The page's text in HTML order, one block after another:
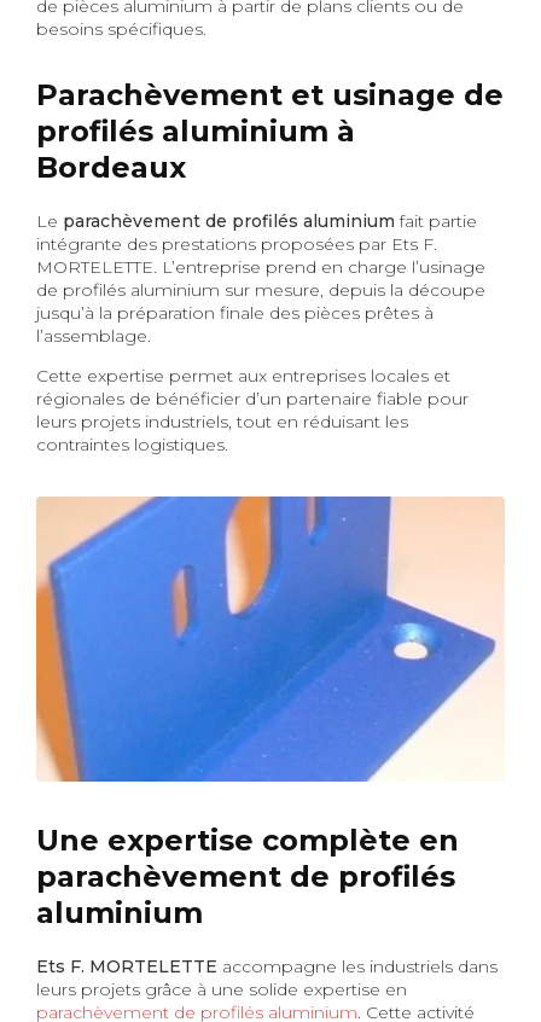
de pièces aluminium à partir de plans clients ou de
besoins spécifiques.
Parachèvement et usinage de
profilés aluminium à
Bordeaux
Le parachèvement de profilés aluminium fait partie
intégrante des prestations proposées par Ets F.
MORTELETTE. L’entreprise prend en charge l’usinage
de profilés aluminium sur mesure, depuis la découpe
jusqu’à la préparation finale des pièces prêtes à
l’assemblage.
Cette expertise permet aux entreprises locales et
régionales de bénéficier d’un partenaire fiable pour
leurs projets industriels, tout en réduisant les
contraintes logistiques.
Une expertise complète en
parachèvement de profilés
aluminium
Ets F. MORTELETTE accompagne les industriels dans
leurs projets grâce à une solide expertise en
parachèvement de profilés aluminium. Cette activité